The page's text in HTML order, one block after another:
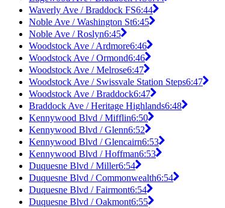
Waverly Ave / Braddock FS6:44
Noble Ave / Washington St6:45
Noble Ave / Roslyn6:45
Woodstock Ave / Ardmore6:46
Woodstock Ave / Ormond6:46
Woodstock Ave / Melrose6:47
Woodstock Ave / Swissvale Station Steps6:47
Woodstock Ave / Braddock6:47
Braddock Ave / Heritage Highlands6:48
Kennywood Blvd / Mifflin6:50
Kennywood Blvd / Glenn6:52
Kennywood Blvd / Glencairn6:53
Kennywood Blvd / Hoffman6:53
Duquesne Blvd / Miller6:54
Duquesne Blvd / Commonwealth6:54
Duquesne Blvd / Fairmont6:54
Duquesne Blvd / Oakmont6:55